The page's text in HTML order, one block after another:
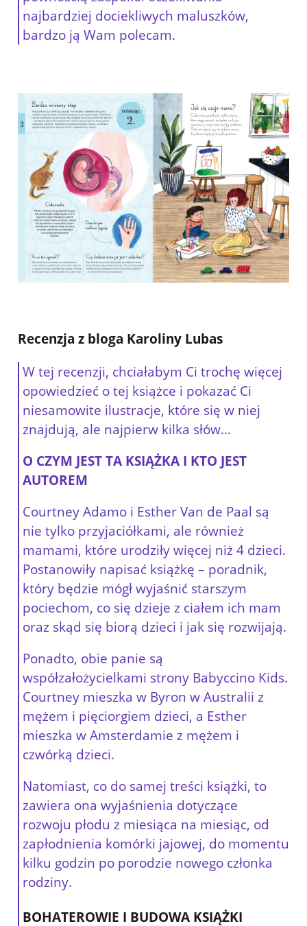
najbardziej dociekliwych maluszków,
bardzo ją Wam polecam.
Recenzja z bloga Karoliny Lubas
W tej recenzji, chciałabym Ci trochę więcej
opowiedzieć o tej książce i pokazać Ci
niesamowite ilustracje, które się w niej
znajdują, ale najpierw kilka słów…
O CZYM JEST TA KSIĄŻKA I KTO JEST
AUTOREM
Courtney Adamo i Esther Van de Paal są
nie tylko przyjaciółkami, ale również
mamami, które urodziły więcej niż 4 dzieci.
Postanowiły napisać książkę – poradnik,
który będzie mógł wyjaśnić starszym
pociechom, co się dzieje z ciałem ich mam
oraz skąd się biorą dzieci i jak się rozwijają.
Ponadto, obie panie są
współzałożycielkami strony Babyccino Kids.
Courtney mieszka w Byron w Australii z
mężem i pięciorgiem dzieci, a Esther
mieszka w Amsterdamie z mężem i
czwórką dzieci.
Natomiast, co do samej treści książki, to
zawiera ona wyjaśnienia dotyczące
rozwoju płodu z miesiąca na miesiąc, od
zapłodnienia komórki jajowej, do momentu
kilku godzin po porodzie nowego członka
rodziny.
BOHATEROWIE I BUDOWA KSIĄŻKI